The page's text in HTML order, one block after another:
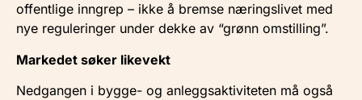
offentlige inngrep – ikke å bremse næringslivet med
nye reguleringer under dekke av “grønn omstilling”.
Markedet søker likevekt
Nedgangen i bygge- og anleggsaktiviteten må også